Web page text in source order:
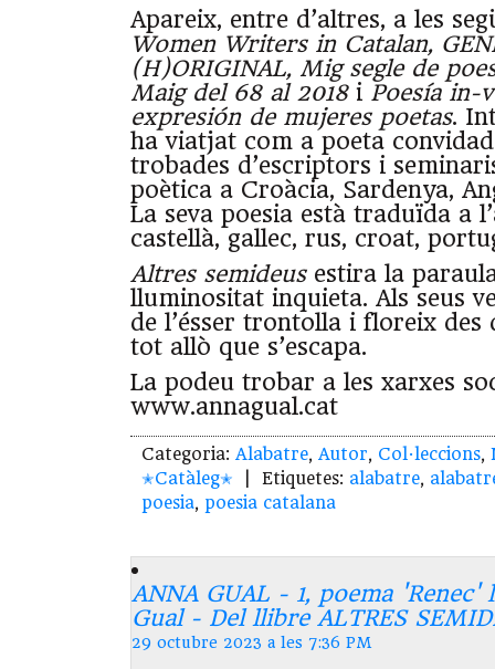
Apareix, entre d’altres, a les
Women Writers in Catalan,
(H)ORIGINAL, Mig segle de
Maig del 68 al 2018i Poesía in-
expresión de mujeres poetas.
ha viatjat com a poeta
trobades d’escriptors i
poètica a Croàcia, Sardenya,
La seva poesia està traduïda a
castellà, gallec, rus, croat,
Altres semideusestira la
lluminositat inquieta. Als seus
de l’ésser trontolla i floreix des
tot allò que s’escapa.
La podeu trobar a les xarxes
www.annagual.cat
Categoria: Alabatre, Autor, Col·leccions,
✭Catàleg✭ | Etiquetes: alabatre,
poesia, poesia catalana
ANNA GUAL - 1, poema 'Renec'
Gual - Del llibre ALTRES
29 octubre 2023 a les 7:36 PM